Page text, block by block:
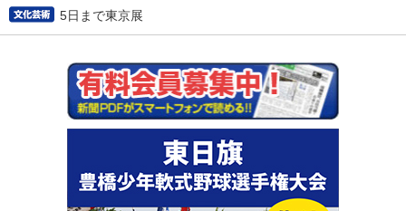
5日まで東京展